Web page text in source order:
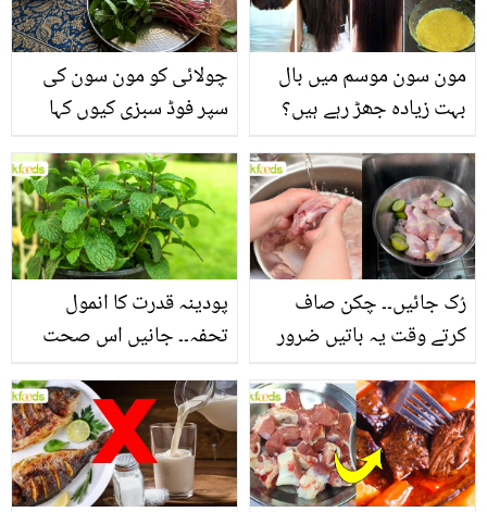
چولائی کو مون سون کی
سپر فوڈ سبزی کیوں کہا
منرلز اور اینٹی آکسیڈنٹس
سے بھرپور اس سبزی کے
فائدے
مون سون موسم میں بال
بہت زیادہ جھڑ رہے ہیں؟
بنانے کے چند قدرتی طریقے
پودینہ قدرت کا انمول
تحفہ۔۔ جانیں اس صحت
انگیز طبی فوائد
رُک جائیں۔۔ چکن صاف
کرتے وقت یہ باتیں ضرور